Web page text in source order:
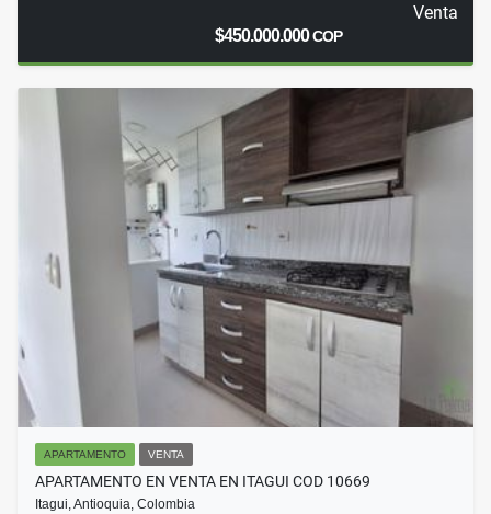
Venta
$450.000.000COP
APARTAMENTO VENTA
APARTAMENTO EN VENTA EN ITAGUI COD 10669
Itagui, Antioquia, Colombia